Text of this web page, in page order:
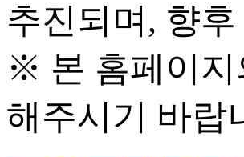
추진되며, 향
※ 본 홈페이지
해주시기 바랍